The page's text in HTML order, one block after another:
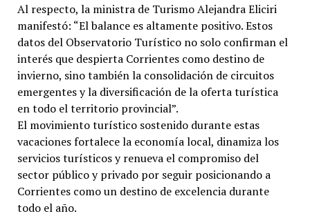
Al respecto, la ministra de Turismo Alejandra Eliciri
manifestó: “El balance es altamente positivo. Estos
datos del Observatorio Turístico no solo confirman el
interés que despierta Corrientes como destino de
invierno, sino también la consolidación de circuitos
emergentes y la diversificación de la oferta turística
en todo el territorio provincial”.
El movimiento turístico sostenido durante estas
vacaciones fortalece la economía local, dinamiza los
servicios turísticos y renueva el compromiso del
sector público y privado por seguir posicionando a
Corrientes como un destino de excelencia durante
todo el año.